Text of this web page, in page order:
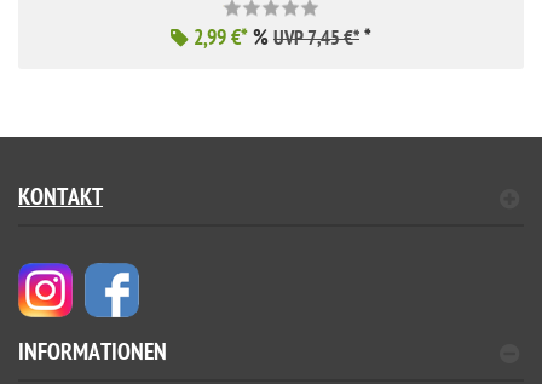
2,99 €*% UVP 7,45 €* *
KONTAKT
INFORMATIONEN